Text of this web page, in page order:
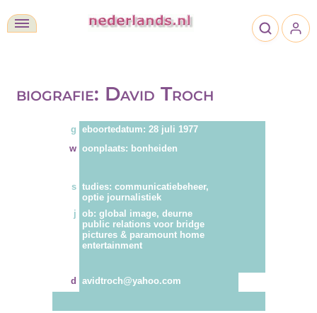
biografie: David Troch
g eboortedatum: 28 juli 1977
w oonplaats: bonheiden
s tudies: communicatiebeheer,
optie journalistiek
j ob: global image, deurne
public relations voor bridge
pictures & paramount home
entertainment
d avidtroch@yahoo.com